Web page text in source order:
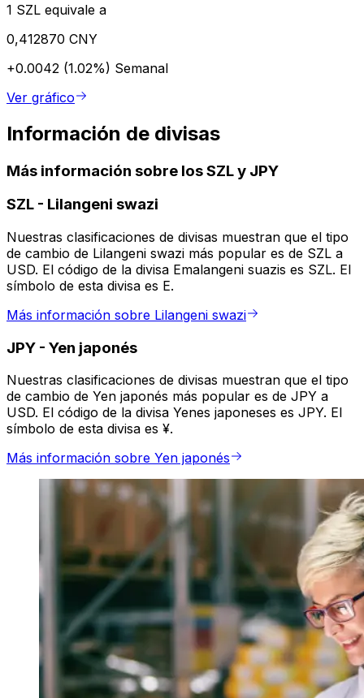
1 SZL equivale a
0,412870 CNY
+0.0042 (1.02%) Semanal
Ver gráfico
Información de divisas
Más información sobre los SZL y JPY
SZL - Lilangeni swazi
Nuestras clasificaciones de divisas muestran que el tipo
de cambio de Lilangeni swazi más popular es de SZL a
USD. El código de la divisa Emalangeni suazis es SZL. El
símbolo de esta divisa es E.
Más información sobre Lilangeni swazi
JPY - Yen japonés
Nuestras clasificaciones de divisas muestran que el tipo
de cambio de Yen japonés más popular es de JPY a
USD. El código de la divisa Yenes japoneses es JPY. El
símbolo de esta divisa es ¥.
Más información sobre Yen japonés